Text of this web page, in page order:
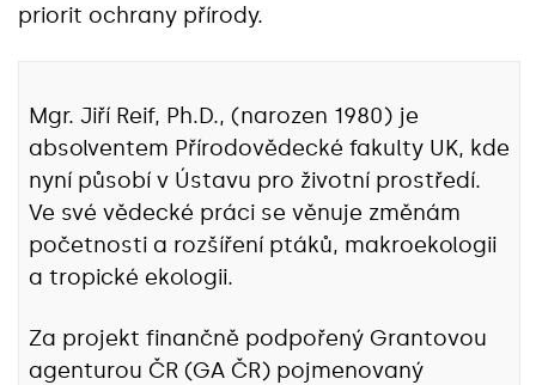
priorit ochrany přírody.
Mgr. Jiří Reif, Ph.D., (narozen 1980) je
absolventem Přírodovědecké fakulty UK, kde
nyní působí v Ústavu pro životní prostředí.
Ve své vědecké práci se věnuje změnám
početnosti a rozšíření ptáků, makroekologii
a tropické ekologii.
Za projekt finančně podpořený Grantovou
agenturou ČR (GA ČR) pojmenovaný